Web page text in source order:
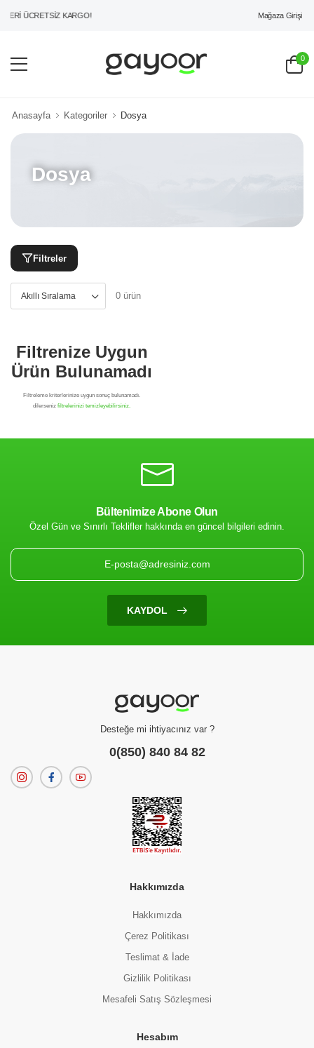
ÜCRETSİZ KARGO! Mağaza Girişi
0
Anasayfa Kategoriler Dosya
Dosya
Filtreler
0 ürün
Filtrenize Uygun
Ürün Bulunamadı
Bültenimize Abone Olun
Özel Gün ve Sınırlı Teklifler hakkında en güncel bilgileri edinin.
KAYDOL
Desteğe mi ihtiyacınız var ?
0(850) 840 84 82
Hakkımızda
Hakkımızda
Çerez Politikası
Teslimat & İade
Gizlilik Politikası
Mesafeli Satış Sözleşmesi
Hesabım